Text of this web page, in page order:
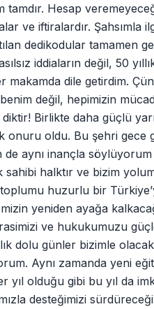
tamdır. Hesap
ve iftiralardır.
dedikodular tamamen
iddiaların değil, 50
makamda dile getirdim.
değil, hepimizin
diktir! Birlikte daha güçlü
onuru oldu. Bu şehri
de aynı inançla
halktır ve bizim
huzurlu bir
yeniden ayağa
ve hukukumuzu
dolu günler bizimle
Aynı zamanda yeni
olduğu gibi bu yıl da
desteğimizi